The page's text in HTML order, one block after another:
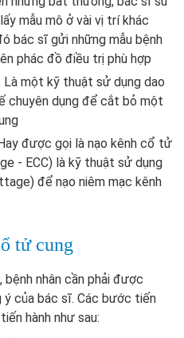
mẫu mô ở vài vị trí khác
bác sĩ gửi những mẫu bệnh
phác đồ điều trị phù hợp
một kỹ thuật sử dụng dao
chuyên dụng để cắt bỏ một
được gọi là nạo kênh cổ tử
- ECC) là kỹ thuật sử dụng
để nạo niêm mạc kênh
tử cung
nhân cần phải được
ý của bác sĩ. Các bước tiến
hành như sau: